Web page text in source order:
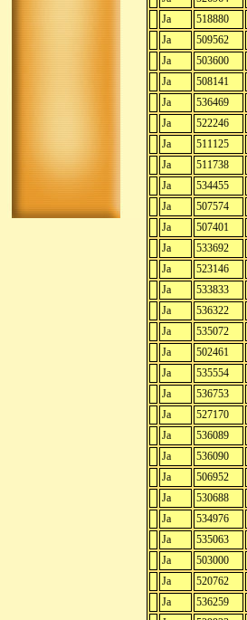
Ja
518880
Ja
509562
Ja
503600
Ja
508141
Ja
536469
Ja
522246
Ja
511125
Ja
511738
Ja
534455
Ja
507574
Ja
507401
Ja
533692
Ja
523146
Ja
533833
Ja
536322
Ja
535072
Ja
502461
Ja
535554
Ja
536753
Ja
527170
Ja
536089
Ja
536090
Ja
506952
Ja
530688
Ja
534976
Ja
535063
Ja
503000
Ja
520762
Ja
536259